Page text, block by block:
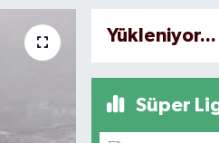
Yükleniyor...
Süper